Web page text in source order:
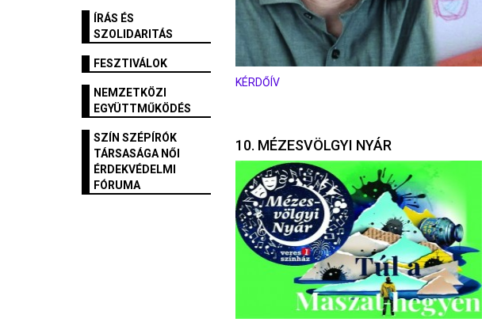
ÍRÁS ÉS
SZOLIDARITÁS
FESZTIVÁLOK
NEMZETKÖZI
EGYÜTTMŰKÖDÉS
SZÍN SZÉPÍRÓK
TÁRSASÁGA NŐI
ÉRDEKVÉDELMI
FÓRUMA
KÉRDŐÍV
10. MÉZESVÖLGYI NYÁR